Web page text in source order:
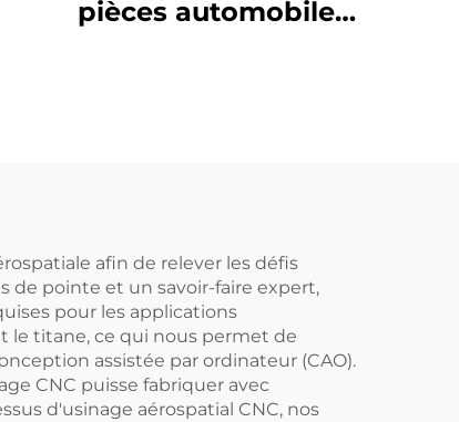
pièces automobiles
afin de relever les défis
de pointe et un savoir-faire expert,
pour les applications
le titane, ce qui nous permet de
assistée par ordinateur (CAO).
CNC puisse fabriquer avec
d'usinage aérospatial CNC, nos